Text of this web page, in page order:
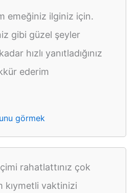
emeğiniz ilginiz için.
gibi güzel şeyler
hızlı yanıtladığınız
ederim
görmek
rahatlattınız çok
kıymetli vaktinizi